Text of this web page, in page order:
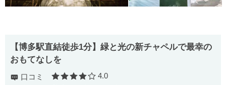
【博多駅直結徒歩1分】緑と光の新チャペルで最幸の
おもてなしを
口コミ 口コミ評価
4.0